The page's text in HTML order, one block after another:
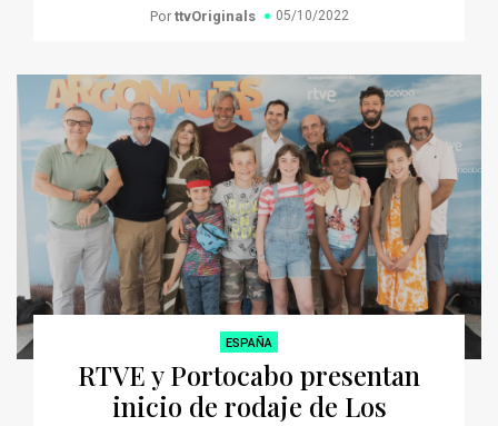
Por ttvOriginals 05/10/2022
ESPAÑA
RTVE y Portocabo presentan
inicio de rodaje de Los